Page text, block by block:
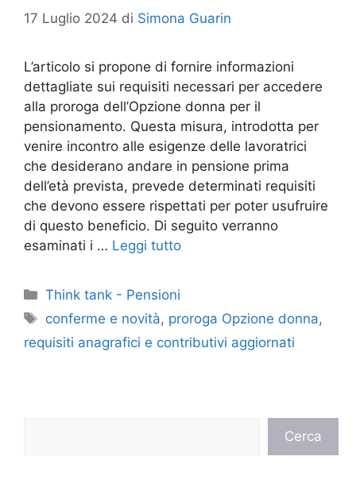
17 Luglio 2024 di Simona Guarin
L’articolo si propone di fornire informazioni
dettagliate sui requisiti necessari per accedere
alla proroga dell’Opzione donna per il
pensionamento. Questa misura, introdotta per
venire incontro alle esigenze delle lavoratrici
che desiderano andare in pensione prima
dell’età prevista, prevede determinati requisiti
che devono essere rispettati per poter usufruire
di questo beneficio. Di seguito verranno
esaminati i … Leggi tutto
Categorie
Think tank - Pensioni
Tag
conferme e novità, proroga Opzione donna,
requisiti anagrafici e contributivi aggiornati
Cerca